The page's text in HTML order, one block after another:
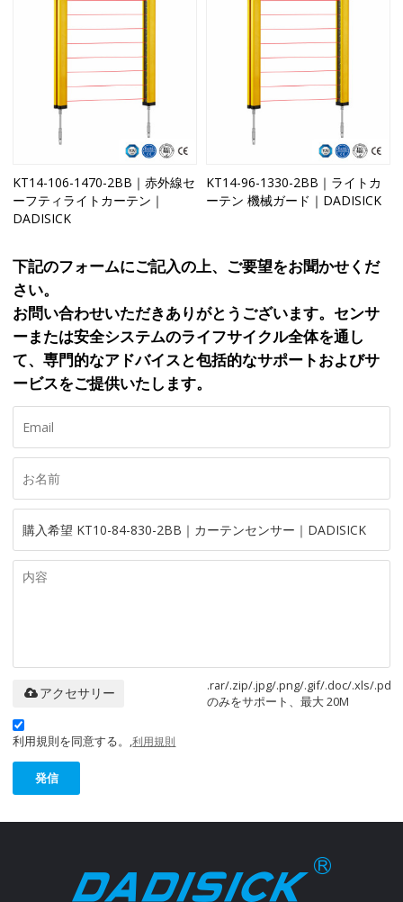
KT14-106-1470-2BB｜赤外線セ
ーフティライトカーテン｜
DADISICK
KT14-96-1330-2BB｜ライトカ
ーテン 機械ガード｜DADISICK
下記のフォームにご記入の上、ご要望をお聞かせくだ
さい。
お問い合わせいただきありがとうございます。センサ
ーまたは安全システムのライフサイクル全体を通し
て、専門的なアドバイスと包括的なサポートおよびサ
ービスをご提供いたします。
.rar/.zip/.jpg/.png/.gif/.doc/.xls/.pdf
のみをサポート、最大 20M
アクセサリー
利用規則を同意する。,利用規則
発信